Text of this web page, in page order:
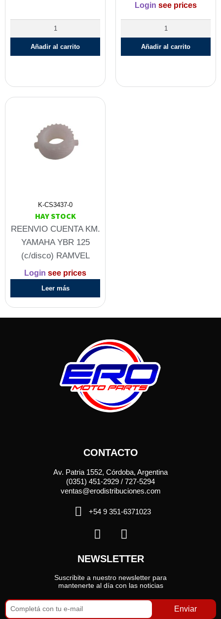
Añadir al carrito
Login see prices
Añadir al carrito
K-CS3437-0
HAY STOCK
REENVIO CUENTA KM.
YAMAHA YBR 125
(c/disco) RAMVEL
Login see prices
Leer más
CONTACTO
Av. Patria 1552, Córdoba, Argentina
(0351) 451-2929 / 727-5294
ventas@erodistribuciones.com
+54 9 351-6371023
NEWSLETTER
Suscribite a nuestro newsletter para
mantenerte al día con las noticias
Enviar